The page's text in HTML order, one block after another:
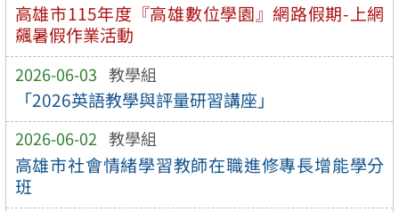
高雄市115年度『高雄數位學園』網路假期-上網
飆暑假作業活動
2026-06-03 教學組
「2026英語教學與評量研習講座」
2026-06-02 教學組
高雄市社會情緒學習教師在職進修專長增能學分
班